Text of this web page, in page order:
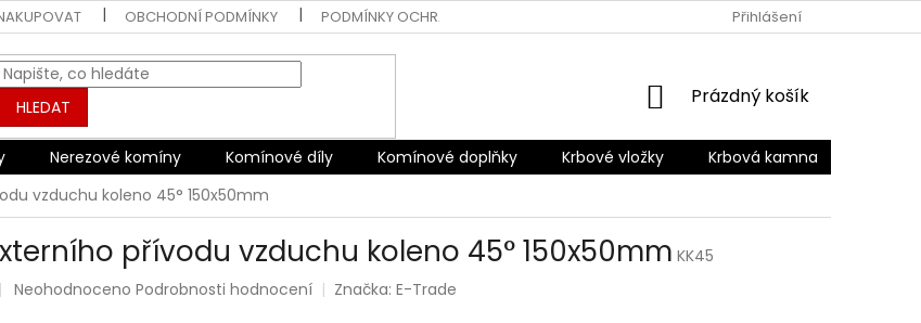
OBCHODNÍ PODMÍNKY PODMÍNKY OCHRANY OSOBNÍCH ÚDAJŮ Přihlášení
HLEDAT
NÁKUPNÍ
Prázdný košík
Nerezové komíny Komínové díly Komínové doplňky Krbové vložky Krbová kamna
vzduchu koleno 45° 150x50mm
přívodu vzduchu koleno 45° 150x50mm KK45
Průměrné
Neohodnoceno Podrobnosti hodnocení Značka: E-Trade